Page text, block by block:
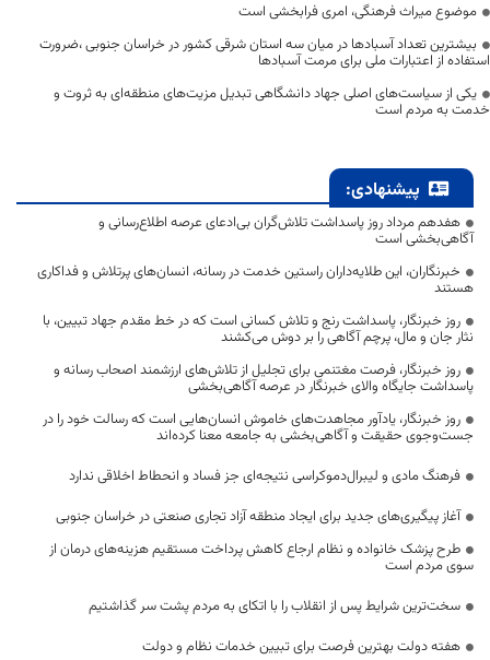
موضوع میراث فرهنگی، امری فرابخشی است
بیشترین تعداد آسبادها در میان سه استان شرقی کشور در خراسان جنوبی ،ضرورت
استفاده از اعتبارات ملی برای مرمت آسبادها
یکی از سیاست‌های اصلی جهاد دانشگاهی تبدیل مزیت‌های منطقه‌ای به ثروت و
خدمت به مردم است
پیشنهادی:
هفدهم مرداد روز پاسداشت تلاش‌گران بی‌ادعای عرصه اطلاع‌رسانی و
آگاهی‌بخشی است
خبرنگاران، این طلایه‌داران راستین خدمت در رسانه، انسان‌های پرتلاش و فداکاری
هستند
روز خبرنگار، پاسداشت رنج و تلاش کسانی است که در خط مقدم جهاد تبیین، با
نثار جان و مال، پرچم آگاهی را بر دوش می‌کشند
روز خبرنگار، فرصت مغتنمی برای تجلیل از تلاش‌های ارزشمند اصحاب رسانه و
پاسداشت جایگاه والای خبرنگار در عرصه آگاهی‌بخشی
روز خبرنگار، یادآور مجاهدت‌های خاموش انسان‌هایی است که رسالت خود را در
جست‌وجوی حقیقت و آگاهی‌بخشی به جامعه معنا کرده‌اند
فرهنگ مادی و لیبرال‌دموکراسی نتیجه‌ای جز فساد و انحطاط اخلاقی ندارد
آغاز پیگیری‌های جدید برای ایجاد منطقه آزاد تجاری صنعتی در خراسان جنوبی
طرح پزشک خانواده و نظام ارجاع کاهش پرداخت مستقیم هزینه‌های درمان از
سوی مردم است
سخت‌ترین شرایط پس از انقلاب را با اتکای به مردم پشت سر گذاشتیم
هفته دولت بهترین فرصت برای تبیین خدمات نظام و دولت